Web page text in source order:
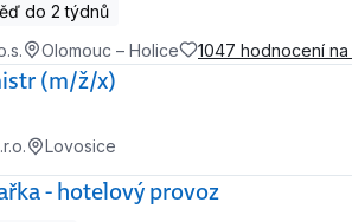
do 2 týdnů
Olomouc – Holice 1047 hodnocení
(m/ž/x)
Lovosice
- hotelový provoz